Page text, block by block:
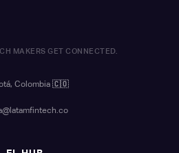
MAKERS GET CONNECTED.
Colombia 🇨🇴